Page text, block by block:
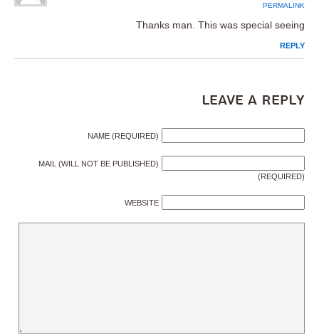
PERMALINK
Thanks man. This was special seeing
REPLY
Leave a Reply
NAME (REQUIRED)
MAIL (WILL NOT BE PUBLISHED)
(REQUIRED)
WEBSITE